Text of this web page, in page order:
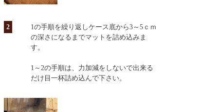
2
1の手順を繰り返しケース底から3～5ｃｍ
の深さになるまでマットを詰め込みま
す。
1～2の手順は、力加減をしないで出来る
だけ目一杯詰め込んで下さい。